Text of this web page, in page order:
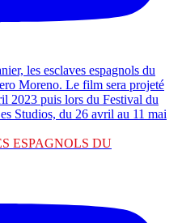
ESPAGNOLS DU